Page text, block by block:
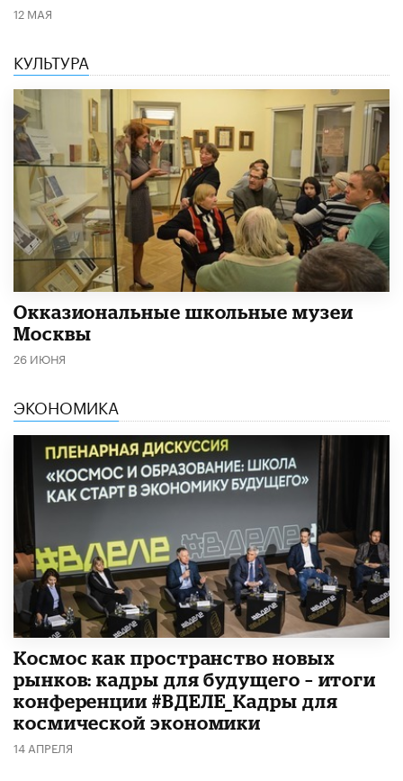
12 МАЯ
КУЛЬТУРА
​Окказиональные школьные музеи
Москвы
26 ИЮНЯ
ЭКОНОМИКА
Космос как пространство новых
рынков: кадры для будущего – итоги
конференции #ВДЕЛЕ_Кадры для
космической экономики
14 АПРЕЛЯ